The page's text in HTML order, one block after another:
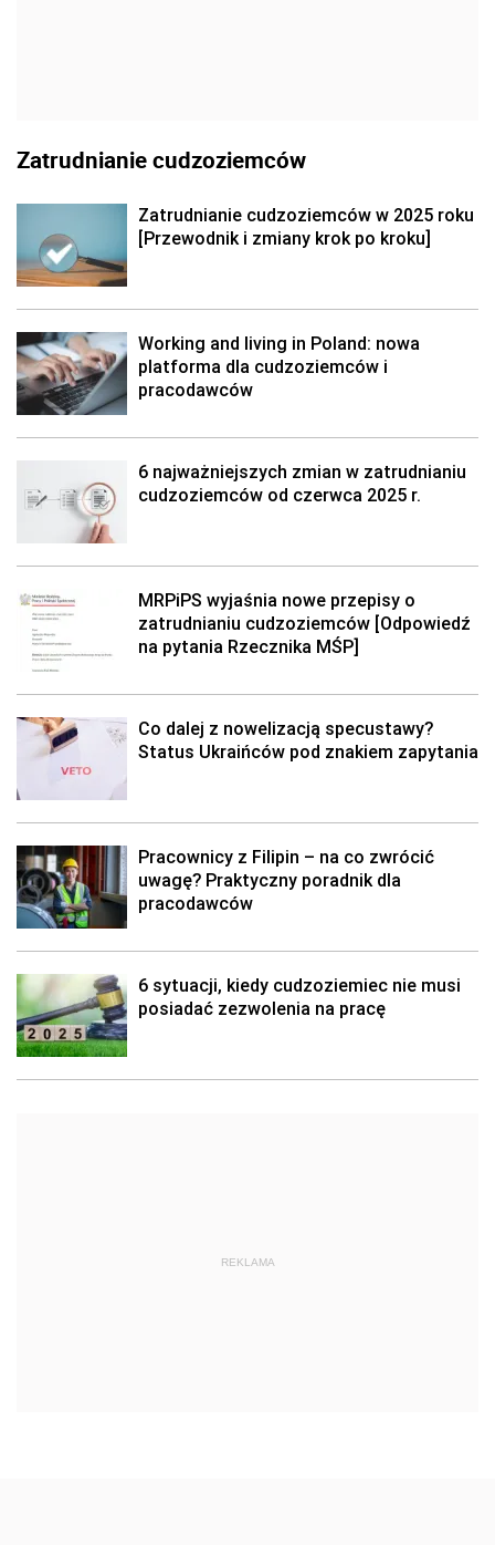
Zatrudnianie cudzoziemców
Zatrudnianie cudzoziemców w 2025 roku
[Przewodnik i zmiany krok po kroku]
Working and living in Poland: nowa
platforma dla cudzoziemców i
pracodawców
6 najważniejszych zmian w zatrudnianiu
cudzoziemców od czerwca 2025 r.
MRPiPS wyjaśnia nowe przepisy o
zatrudnianiu cudzoziemców [Odpowiedź
na pytania Rzecznika MŚP]
Co dalej z nowelizacją specustawy?
Status Ukraińców pod znakiem zapytania
Pracownicy z Filipin – na co zwrócić
uwagę? Praktyczny poradnik dla
pracodawców
6 sytuacji, kiedy cudzoziemiec nie musi
posiadać zezwolenia na pracę
REKLAMA